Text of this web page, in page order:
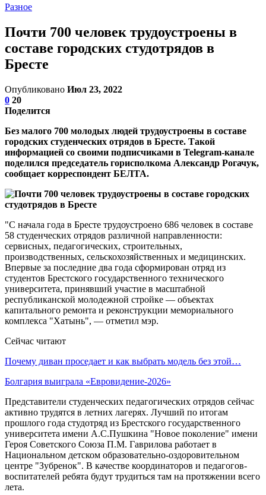
Разное
Почти 700 человек трудоустроены в
составе городских студотрядов в
Бресте
Опубликовано Июл 23, 2022
0 20
Поделится
Без малого 700 молодых людей трудоустроены в составе
городских студенческих отрядов в Бресте. Такой
информацией со своими подписчиками в Telegram-канале
поделился председатель горисполкома Александр Рогачук,
сообщает корреспондент БЕЛТА.
"С начала года в Бресте трудоустроено 686 человек в составе
58 студенческих отрядов различной направленности:
сервисных, педагогических, строительных,
производственных, сельскохозяйственных и медицинских.
Впервые за последние два года сформирован отряд из
студентов Брестского государственного технического
университета, принявший участие в масштабной
республиканской молодежной стройке — объектах
капитального ремонта и реконструкции мемориального
комплекса "Хатынь", — отметил мэр.
Сейчас читают
Почему диван проседает и как выбрать модель без этой…
Болгария выиграла «Евровидение-2026»
Представители студенческих педагогических отрядов сейчас
активно трудятся в летних лагерях. Лучший по итогам
прошлого года студотряд из Брестского государственного
университета имени А.С.Пушкина "Новое поколение" имени
Героя Советского Союза П.М. Гаврилова работает в
Национальном детском образовательно-оздоровительном
центре "Зубренок". В качестве координаторов и педагогов-
воспитателей ребята будут трудиться там на протяжении всего
лета.